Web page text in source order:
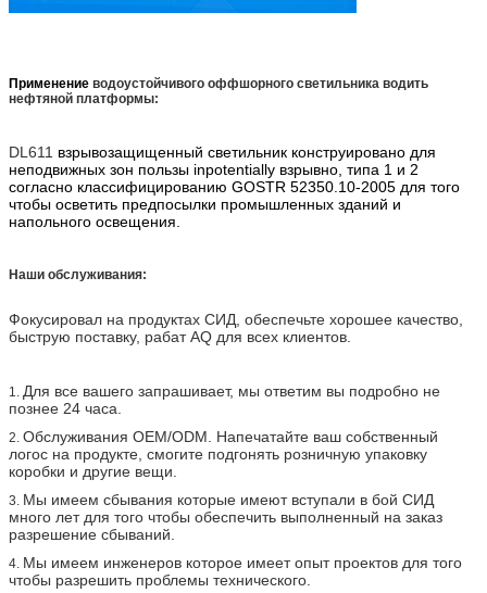
Применение водоустойчивого оффшорного светильника водить
нефтяной платформы:
DL611 взрывозащищенный светильник конструировано для
неподвижных зон пользы inpotentially взрывно, типа 1 и 2
согласно классифицированию GOSTR 52350.10-2005 для того
чтобы осветить предпосылки промышленных зданий и
напольного освещения.
Наши обслуживания:
Фокусировал на продуктах СИД, обеспечьте хорошее качество,
быструю поставку, рабат AQ для всех клиентов.
1. Для все вашего запрашивает, мы ответим вы подробно не
познее 24 часа.
2. Обслуживания OEM/ODM. Напечатайте ваш собственный
логос на продукте, смогите подгонять розничную упаковку
коробки и другие вещи.
3. Мы имеем сбывания которые имеют вступали в бой СИД
много лет для того чтобы обеспечить выполненный на заказ
разрешение сбываний.
4. Мы имеем инженеров которое имеет опыт проектов для того
чтобы разрешить проблемы технического.